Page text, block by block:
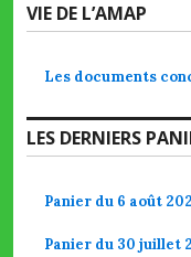
VIE DE L’AMAP
Les documents
LES DERNIERS
Panier du 6 août
Panier du 30 juillet